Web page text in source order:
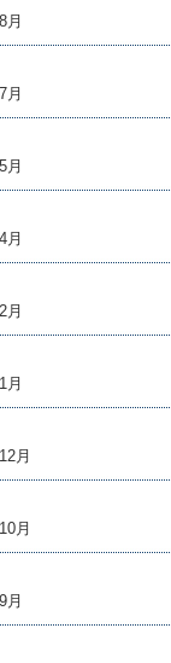
月
月
月
月
月
月
月
月
月